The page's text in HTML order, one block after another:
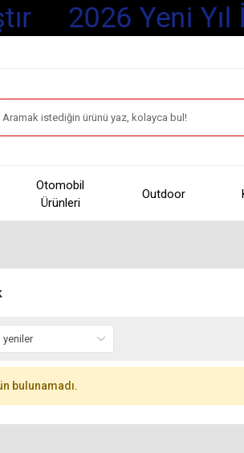
2026 Yeni Yıl
Otomobil
Ürünleri
Outdoor
bulunamadı.